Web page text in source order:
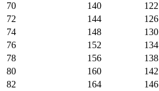
70
140 122
72
144 126
74
148 130
76
152 134
78
156 138
80
160 142
82
164 146